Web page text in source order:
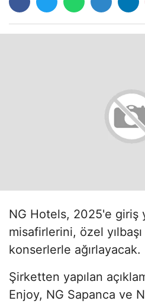
NG Hotels, 2025'e giriş
misafirlerini, özel
konserlerle ağırlayacak.
Şirketten yapılan
Enjoy, NG Sapanca ve